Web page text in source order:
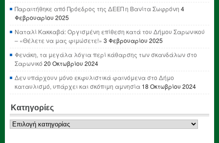
Παραιτήθηκε από Πρόεδρος της ΔΕΕΠ η Βανίτα Σωφρόνη 4
Φεβρουαρίου 2025
Ναταλί Κακκαβά: Οργισμένη επίθεση κατά του Δήμου Σαρωνικού
– «Θέλετε να μας φιμώσετε!» 3 Φεβρουαρίου 2025
Φενάκη, τα μεγάλα λόγια περί κάθαρσης των σκανδάλων στο
Σαρωνικό 20 Οκτωβρίου 2024
Δεν υπάρχουν μόνο εκφυλιστικά φαινόμενα στο Δήμο
καταυλισμό, υπάρχει και σκόπιμη αμνησία 18 Οκτωβρίου 2024
Κατηγορίες
Κατηγορίες